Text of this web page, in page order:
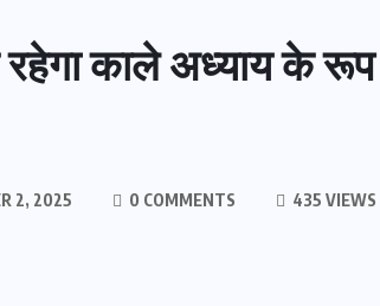
रहेगा काले अध्याय के
2, 2025 0 COMMENTS 435 VIEWS